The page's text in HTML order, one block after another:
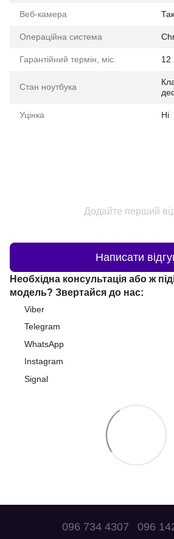
Веб-камера Так
Операційна система
Гарантійний термін, міс. 12
Стан ноутбука
Уцінка Ні
Додайте перший
Написати
Необхідна консультація або ж
модель? Звертайся до нас:
Viber
Telegram
WhatsApp
Instagram
Signal
096 734 4307 096